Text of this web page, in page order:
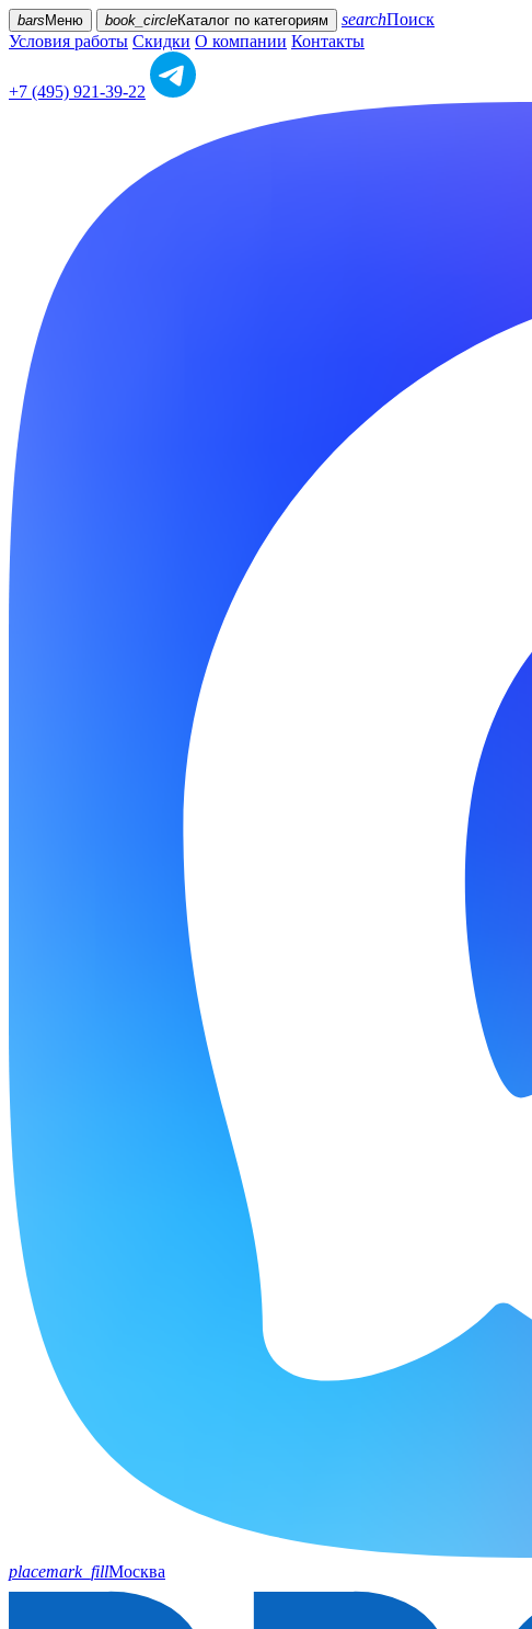
bars Меню book_circleКаталог по категориям searchПоиск
Условия работы Скидки О компании Контакты
+7 (495) 921-39-22
placemark_fillМосква